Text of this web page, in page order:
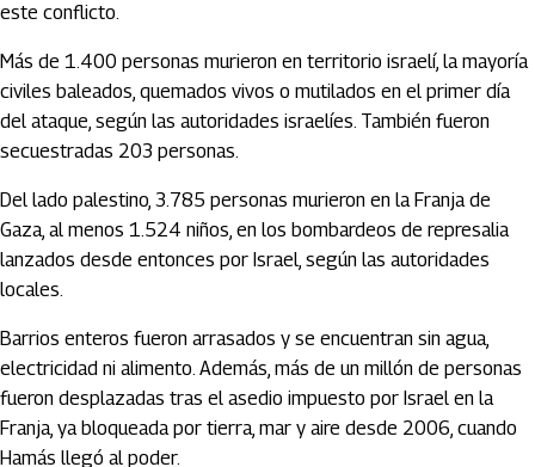
este conflicto.
Más de 1.400 personas murieron en territorio israelí, la mayoría
civiles baleados, quemados vivos o mutilados en el primer día
del ataque, según las autoridades israelíes. También fueron
secuestradas 203 personas.
Del lado palestino, 3.785 personas murieron en la Franja de
Gaza, al menos 1.524 niños, en los bombardeos de represalia
lanzados desde entonces por Israel, según las autoridades
locales.
Barrios enteros fueron arrasados y se encuentran sin agua,
electricidad ni alimento. Además, más de un millón de personas
fueron desplazadas tras el asedio impuesto por Israel en la
Franja, ya bloqueada por tierra, mar y aire desde 2006, cuando
Hamás llegó al poder.